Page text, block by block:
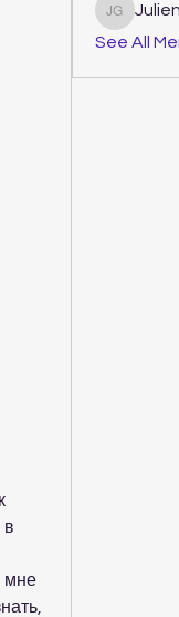
в
мне
Julienne
See All